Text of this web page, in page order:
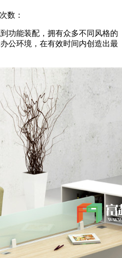
数：
功能装配，拥有众多不同风格的
公环境，在有效时间内创造出最